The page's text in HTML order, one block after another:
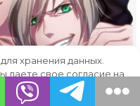
хранения данных.
даете свое согласие на
OK